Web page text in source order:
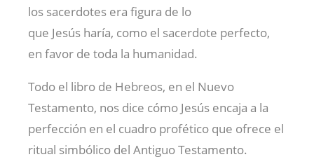
los sacerdotes era figura de lo
que Jesús haría, como el sacerdote perfecto,
en favor de toda la humanidad.
Todo el libro de Hebreos, en el Nuevo
Testamento, nos dice cómo Jesús encaja a la
perfección en el cuadro profético que ofrece el
ritual simbólico del Antiguo Testamento.